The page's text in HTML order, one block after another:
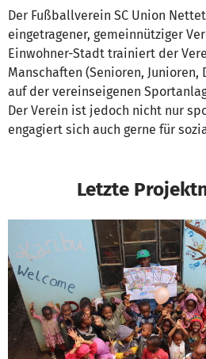
Der Fußballverein SC Union
eingetragener, gemeinnütziger
Einwohner-Stadt trainiert der
Manschaften (Senioren, Junioren,
auf der vereinseigenen
Der Verein ist jedoch nicht nur
engagiert sich auch gerne für
Letzte